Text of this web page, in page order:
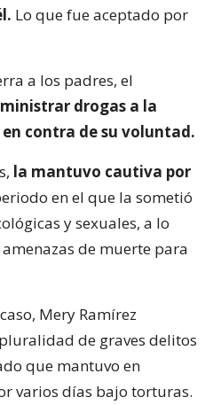
Lo que fue aceptado por
a los padres, el
drogas a la
contra de su voluntad.
la mantuvo cautiva por
en el que la sometió
y sexuales, a lo
de muerte para
Mery Ramírez
de graves delitos
que mantuvo en
varios días bajo torturas.